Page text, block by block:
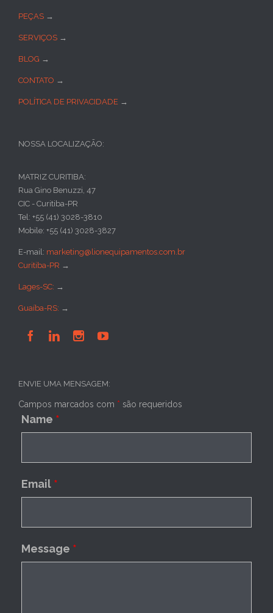
PEÇAS →
SERVIÇOS →
BLOG →
CONTATO →
POLÍTICA DE PRIVACIDADE →
NOSSA LOCALIZAÇÃO:
MATRIZ CURITIBA:
Rua Gino Benuzzi, 47
CIC - Curitiba-PR
Tel: +55 (41) 3028-3810
Mobile: +55 (41) 3028-3827
E-mail: marketing@lionequipamentos.com.br
Curitiba-PR →
Lages-SC: →
Guaíba-RS: →
   
ENVIE UMA MENSAGEM:
Campos marcados com * são requeridos
Name *
Email *
Message *